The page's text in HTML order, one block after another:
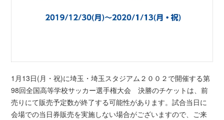
1月13日(月・祝)に埼玉・埼玉スタジアム２００２で開催する第
98回全国高等学校サッカー選手権大会 決勝のチケットは、前
売りにて販売予定数が終了する可能性があります。試合当日に
会場での当日券販売を実施しない場合がございますので、ご来